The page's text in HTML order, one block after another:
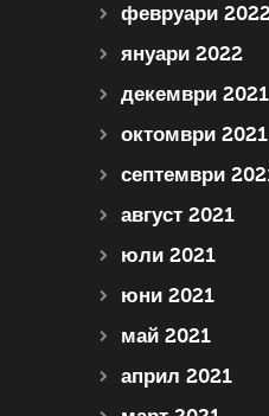
февруари
януари 2022
декември 2021
октомври 2021
септември
август 2021
юли 2021
юни 2021
май 2021
април 2021